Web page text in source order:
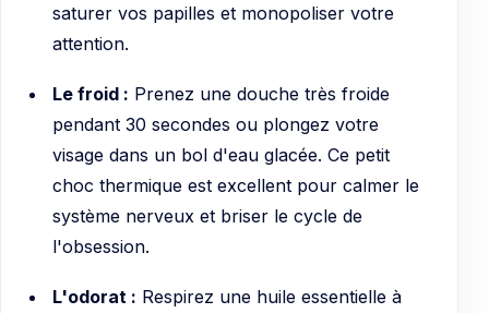
saturer vos papilles et monopoliser votre
attention.
Le froid : Prenez une douche très froide
pendant 30 secondes ou plongez votre
visage dans un bol d'eau glacée. Ce petit
choc thermique est excellent pour calmer le
système nerveux et briser le cycle de
l'obsession.
L'odorat : Respirez une huile essentielle à